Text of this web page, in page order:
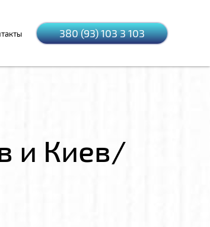
380 (93) 103 3 103
и Киев/